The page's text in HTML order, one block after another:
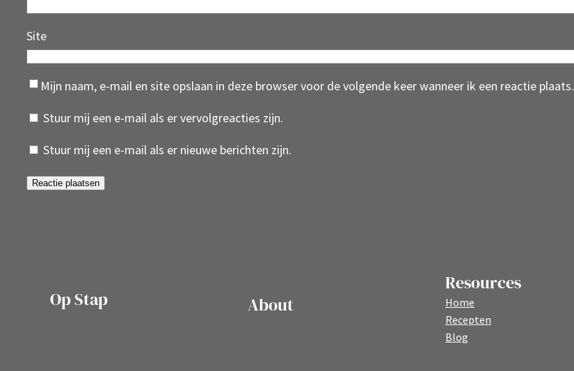
Site
Mijn naam, e-mail en site opslaan in deze browser voor de volgende keer wanneer ik een reactie plaats.
Stuur mij een e-mail als er vervolgreacties zijn.
Stuur mij een e-mail als er nieuwe berichten zijn.
Op Stap About
Resources
Home
Recepten
Blog